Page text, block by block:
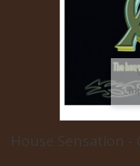
House Sensation -